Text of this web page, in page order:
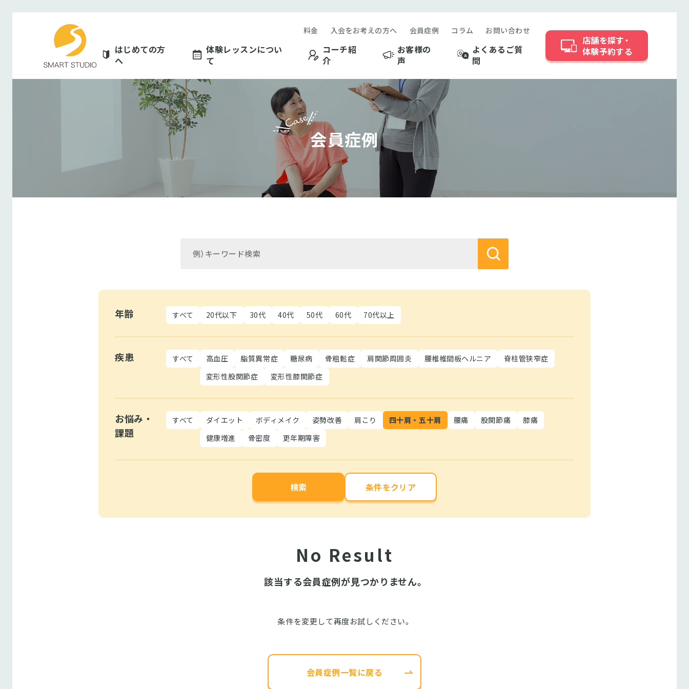
はじめての方
へ
体験レッスンについ
て
コーチ紹
介
お客様の
声
よくあるご質
問
料金 入会をお考えの方へ 会員症例 コラム お問い合わせ
店舗を探す・
体験予約する
Case
会員症例
年齢 すべて 20代以下 30代 40代 50代 60代 70代以上
疾患 すべて 高血圧 脂質異常症 糖尿病 骨粗鬆症 肩関節周囲炎 腰椎椎間板ヘルニア
脊柱管狭窄症
変形性股関節症
変形性膝関節症
お悩み・
課題
すべて ダイエット ボディメイク 姿勢改善 肩こり 四十肩・五十肩 腰痛 股関節痛
膝痛
健康増進
骨密度 更年期障害
検索
No Result
該当する会員症例が見つかりません。
条件を変更して再度お試しください。
会員症例一覧に戻る